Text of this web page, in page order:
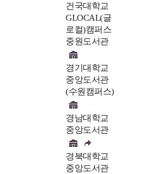
건국대학교
GLOCAL(글
로컬)캠퍼스
중원도서관
경기대학교
중앙도서관
(수원캠퍼스)
경남대학교
중앙도서관
경북대학교
중앙도서관